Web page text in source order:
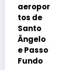
de
fraude
e
cuidad
os
antes